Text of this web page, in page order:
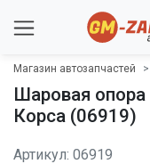
Магазин автозапчастей
Шаровая
Корса (06919)
Артикул: 06919